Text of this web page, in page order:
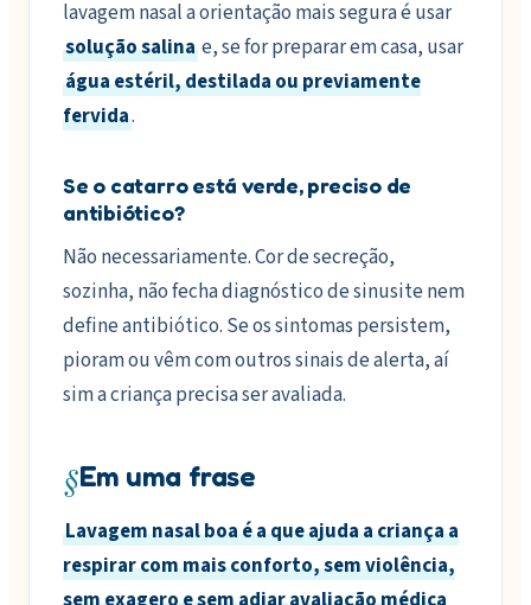
lavagem nasal a orientação mais segura é usar
solução salina e, se for preparar em casa, usar
água estéril, destilada ou previamente
fervida.
Se o catarro está verde, preciso de
antibiótico?
Não necessariamente. Cor de secreção,
sozinha, não fecha diagnóstico de sinusite nem
define antibiótico. Se os sintomas persistem,
pioram ou vêm com outros sinais de alerta, aí
sim a criança precisa ser avaliada.
§Em uma frase
Lavagem nasal boa é a que ajuda a criança a
respirar com mais conforto, sem violência,